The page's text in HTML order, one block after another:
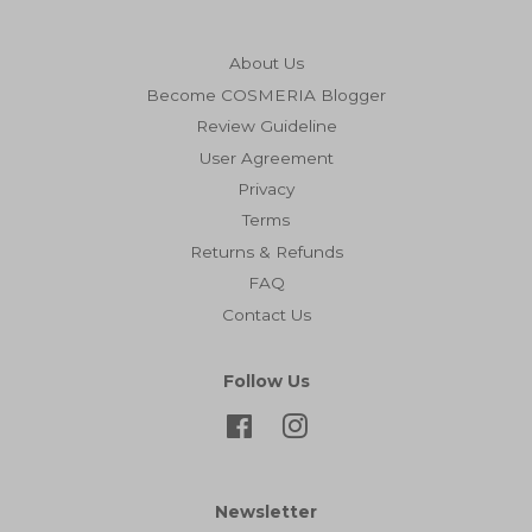
About Us
Become COSMERIA Blogger
Review Guideline
User Agreement
Privacy
Terms
Returns & Refunds
FAQ
Contact Us
Follow Us
FacebookInstagram
Newsletter